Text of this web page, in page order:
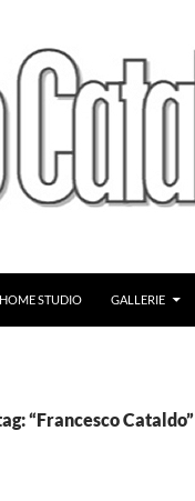
HOME STUDIO GALLERIE
“Francesco Cataldo”